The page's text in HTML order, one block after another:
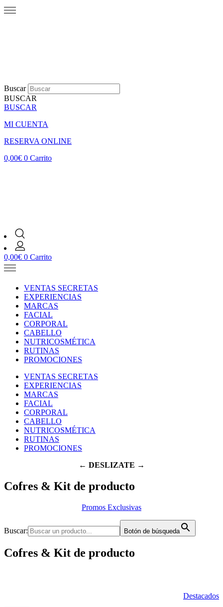
Buscar
BUSCAR
BUSCAR
MI CUENTA
RESERVA ONLINE
0,00€ 0 Carrito
0,00€ 0 Carrito
VENTAS SECRETAS
EXPERIENCIAS
MARCAS
FACIAL
CORPORAL
CABELLO
NUTRICOSMÉTICA
RUTINAS
PROMOCIONES
VENTAS SECRETAS
EXPERIENCIAS
MARCAS
FACIAL
CORPORAL
CABELLO
NUTRICOSMÉTICA
RUTINAS
PROMOCIONES
← DESLIZATE →
Cofres & Kit de producto
Promos Exclusivas
Buscar: Botón de búsqueda
Cofres & Kit de producto
Destacados